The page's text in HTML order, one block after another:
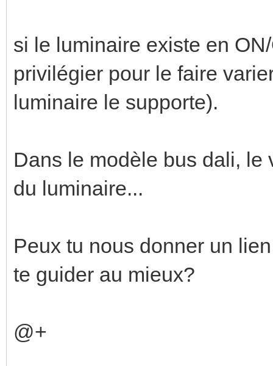
si le luminaire existe en
privilégier pour le faire
luminaire le supporte).
Dans le modèle bus dali, le
du luminaire...
Peux tu nous donner un
te guider au mieux?
@+